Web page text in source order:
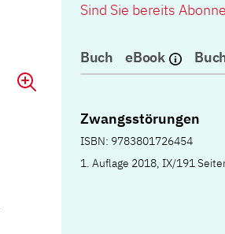
Sind Sie bereits
Buch eBook
Zwangsstörungen
ISBN: 9783801726454
1. Auflage 2018, IX/191